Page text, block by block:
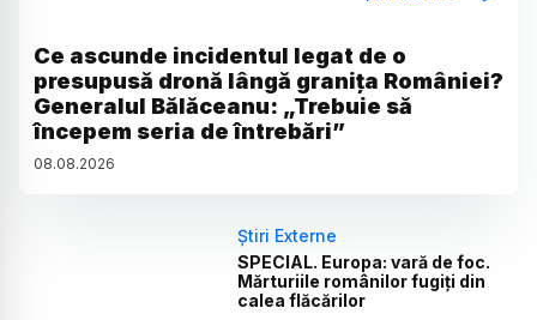
Ce ascunde incidentul legat de o
presupusă dronă lângă granița României?
Generalul Bălăceanu: „Trebuie să
începem seria de întrebări”
08.08.2026
Știri Externe
SPECIAL. Europa: vară de foc.
Mărturiile românilor fugiți din
calea flăcărilor